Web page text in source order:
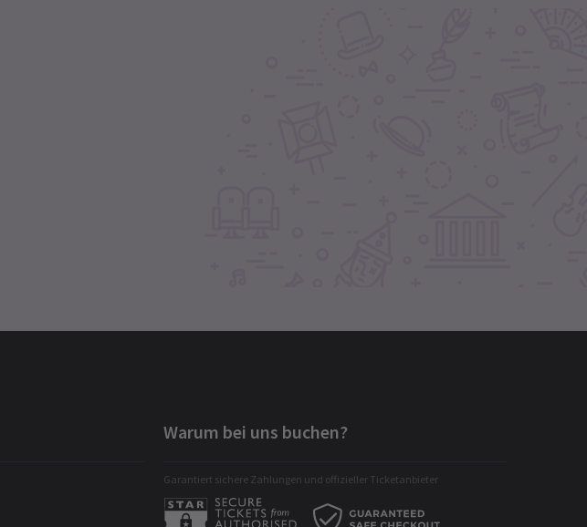
Warum bei uns buchen?
Garantiert sichere Zahlungen und offizieller Ticketanbieter